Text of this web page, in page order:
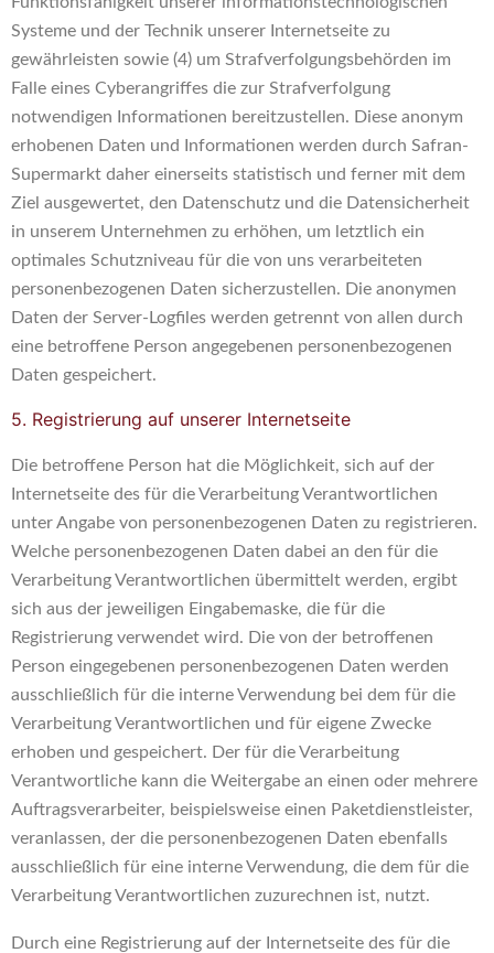
Systeme und der Technik unserer Internetseite zu
gewährleisten sowie (4) um Strafverfolgungsbehörden im
Falle eines Cyberangriffes die zur Strafverfolgung
notwendigen Informationen bereitzustellen. Diese anonym
erhobenen Daten und Informationen werden durch Safran-
Supermarkt daher einerseits statistisch und ferner mit dem
Ziel ausgewertet, den Datenschutz und die Datensicherheit
in unserem Unternehmen zu erhöhen, um letztlich ein
optimales Schutzniveau für die von uns verarbeiteten
personenbezogenen Daten sicherzustellen. Die anonymen
Daten der Server-Logfiles werden getrennt von allen durch
eine betroffene Person angegebenen personenbezogenen
Daten gespeichert.
5. Registrierung auf unserer Internetseite
Die betroffene Person hat die Möglichkeit, sich auf der
Internetseite des für die Verarbeitung Verantwortlichen
unter Angabe von personenbezogenen Daten zu registrieren.
Welche personenbezogenen Daten dabei an den für die
Verarbeitung Verantwortlichen übermittelt werden, ergibt
sich aus der jeweiligen Eingabemaske, die für die
Registrierung verwendet wird. Die von der betroffenen
Person eingegebenen personenbezogenen Daten werden
ausschließlich für die interne Verwendung bei dem für die
Verarbeitung Verantwortlichen und für eigene Zwecke
erhoben und gespeichert. Der für die Verarbeitung
Verantwortliche kann die Weitergabe an einen oder mehrere
Auftragsverarbeiter, beispielsweise einen Paketdienstleister,
veranlassen, der die personenbezogenen Daten ebenfalls
ausschließlich für eine interne Verwendung, die dem für die
Verarbeitung Verantwortlichen zuzurechnen ist, nutzt.
Durch eine Registrierung auf der Internetseite des für die